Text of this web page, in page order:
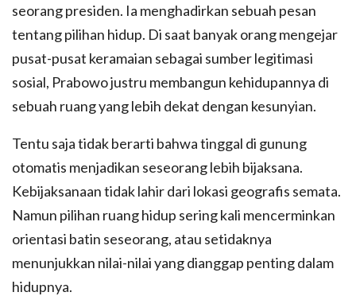
seorang presiden. Ia menghadirkan sebuah pesan
tentang pilihan hidup. Di saat banyak orang mengejar
pusat-pusat keramaian sebagai sumber legitimasi
sosial, Prabowo justru membangun kehidupannya di
sebuah ruang yang lebih dekat dengan kesunyian.
Tentu saja tidak berarti bahwa tinggal di gunung
otomatis menjadikan seseorang lebih bijaksana.
Kebijaksanaan tidak lahir dari lokasi geografis semata.
Namun pilihan ruang hidup sering kali mencerminkan
orientasi batin seseorang, atau setidaknya
menunjukkan nilai-nilai yang dianggap penting dalam
hidupnya.